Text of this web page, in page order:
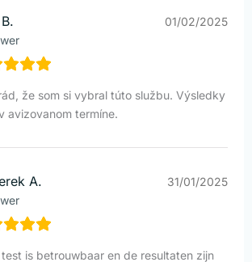
01/02/2025
že som si vybral túto službu. Výsledky
avizovanom termíne.
A. 31/01/2025
test is betrouwbaar en de resultaten zijn